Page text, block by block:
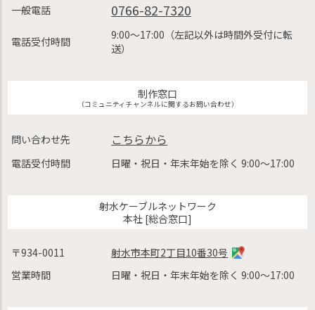
一般電話 0766-82-7320
電話受付時間
9:00〜17:00（左記以外は時間外受付に転
送）
制作窓口
（コミュニティチャンネルに関するお問い合わせ）
問い合わせ先 こちらから
電話受付時間 日曜・祝日・年末年始を除く 9:00〜17:00
射水ケーブルネットワーク
本社 [総合窓口]
〒934-0011
射水市本町2丁目10番30号
営業時間
日曜・祝日・年末年始を除く 9:00〜17:00